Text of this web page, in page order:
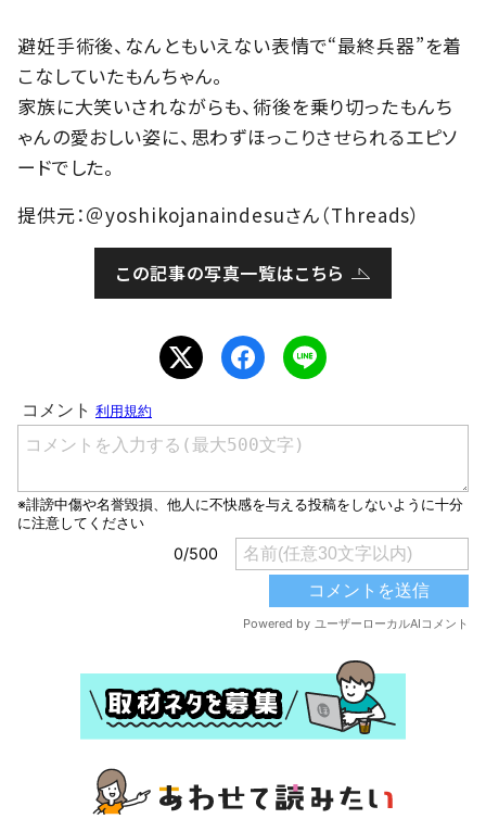
避妊手術後、なんともいえない表情で“最終兵器”を着
こなしていたもんちゃん。
家族に大笑いされながらも、術後を乗り切ったもんち
ゃんの愛おしい姿に、思わずほっこりさせられるエピソ
ードでした。
提供元：＠yoshikojanaindesuさん（Threads）
この記事の写真一覧はこちら